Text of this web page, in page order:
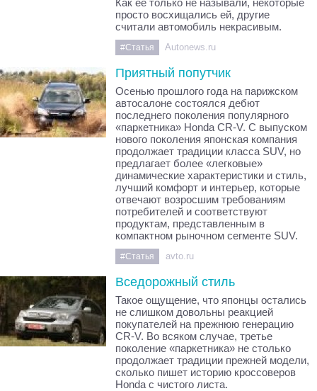
просто восхищались ей, другие
считали автомобиль некрасивым.
#Статья Autonews.ru
Приятный попутчик
Осенью прошлого года на парижском
автосалоне состоялся дебют
последнего поколения популярного
«паркетника» Honda CR-V. С выпуском
нового поколения японская компания
продолжает традиции класса SUV, но
предлагает более «легковые»
динамические характеристики и стиль,
лучший комфорт и интерьер, которые
отвечают возросшим требованиям
потребителей и соответствуют
продуктам, представленным в
компактном рыночном сегменте SUV.
#Статья avto.ru
Вседорожный стиль
Такое ощущение, что японцы остались
не слишком довольны реакцией
покупателей на прежнюю генерацию
CR-V. Во всяком случае, третье
поколение «паркетника» не столько
продолжает традиции прежней модели,
сколько пишет историю кроссоверов
Honda с чистого листа.